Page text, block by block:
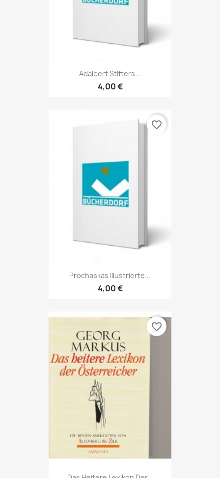
Adalbert Stifters...
4,00 €
Prochaskas Illustrierte...
4,00 €
favorite_border
favorite_border